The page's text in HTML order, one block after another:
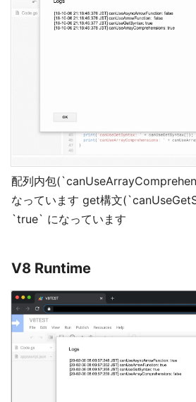
配列内包
なっています get構文
`true` になっています
V8 Runtime